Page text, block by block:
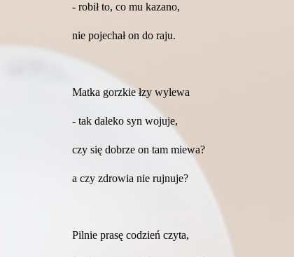
- robił to, co mu kazano,
nie pojechał on do raju.
Matka gorzkie łzy wylewa
- tak daleko syn wojuje,
czy się dobrze on tam miewa?
a czy zdrowia nie rujnuje?
Pilnie prasę codzień czyta,